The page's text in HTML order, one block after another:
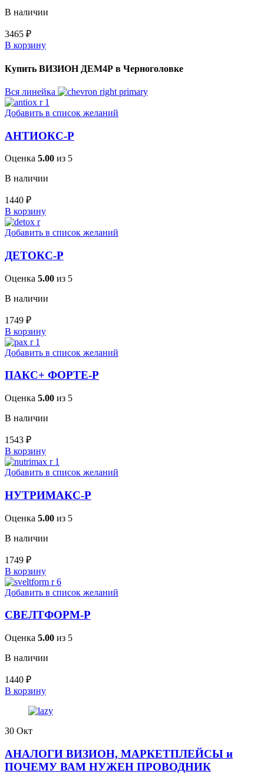
В наличии
3465 ₽
В корзину
Купить ВИЗИОН ДЕМ4Р в Черноголовке
Вся линейка
Добавить в список желаний
АНТИОКС-Р
Оценка 5.00 из 5
В наличии
1440 ₽
В корзину
Добавить в список желаний
ДЕТОКС-Р
Оценка 5.00 из 5
В наличии
1749 ₽
В корзину
Добавить в список желаний
ПАКС+ ФОРТЕ-Р
Оценка 5.00 из 5
В наличии
1543 ₽
В корзину
Добавить в список желаний
НУТРИМАКС-Р
Оценка 5.00 из 5
В наличии
1749 ₽
В корзину
Добавить в список желаний
СВЕЛТФОРМ-Р
Оценка 5.00 из 5
В наличии
1440 ₽
В корзину
30 Окт
АНАЛОГИ ВИЗИОН, МАРКЕТПЛЕЙСЫ и
ПОЧЕМУ ВАМ НУЖЕН ПРОВОДНИК